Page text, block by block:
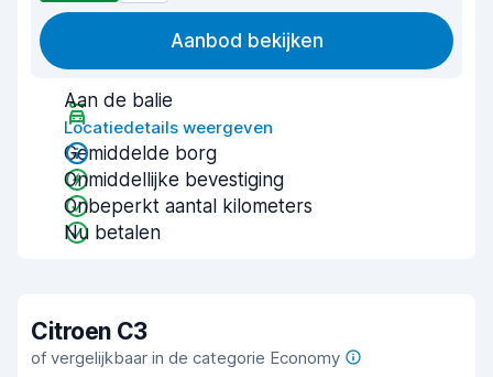
Aanbod bekijken
Aan de balie
Locatiedetails weergeven
Gemiddelde borg
Onmiddellijke bevestiging
Onbeperkt aantal kilometers
Nu betalen
Citroen C3
of vergelijkbaar in de categorie Economy